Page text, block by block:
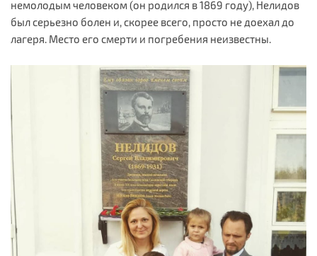
немолодым человеком (он родился в 1869 году), Нелидов
был серьезно болен и, скорее всего, просто не доехал до
лагеря. Место его смерти и погребения неизвестны.